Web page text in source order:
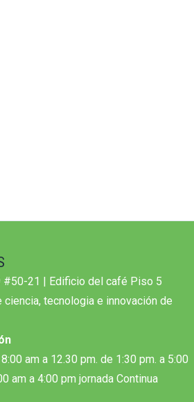
#50-21 | Edificio del café Piso 5
tecnologia e innovación de
am a 12.30 pm. de 1:30 pm. a 5:00
am a 4:00 pm jornada Continua